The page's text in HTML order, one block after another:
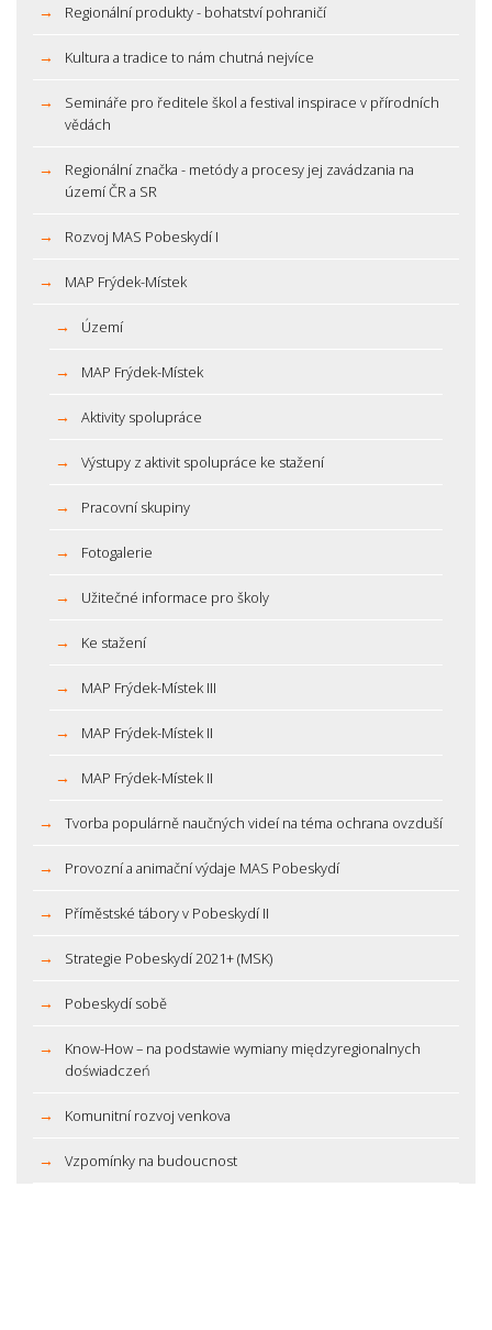
Regionální produkty - bohatství pohraničí
Kultura a tradice to nám chutná nejvíce
Semináře pro ředitele škol a festival inspirace v přírodních
vědách
Regionální značka - metódy a procesy jej zavádzania na
území ČR a SR
Rozvoj MAS Pobeskydí I
MAP Frýdek-Místek
Území
MAP Frýdek-Místek
Aktivity spolupráce
Výstupy z aktivit spolupráce ke stažení
Pracovní skupiny
Fotogalerie
Užitečné informace pro školy
Ke stažení
MAP Frýdek-Místek III
MAP Frýdek-Místek II
MAP Frýdek-Místek II
Tvorba populárně naučných videí na téma ochrana ovzduší
Provozní a animační výdaje MAS Pobeskydí
Příměstské tábory v Pobeskydí II
Strategie Pobeskydí 2021+ (MSK)
Pobeskydí sobě
Know-How – na podstawie wymiany międzyregionalnych
doświadczeń
Komunitní rozvoj venkova
Vzpomínky na budoucnost